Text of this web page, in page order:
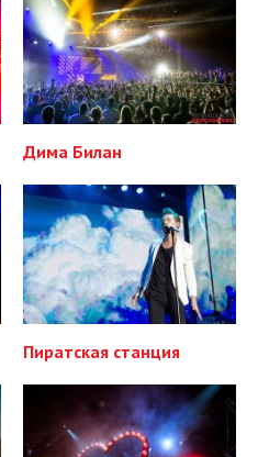
Дима Билан
Пиратская станция